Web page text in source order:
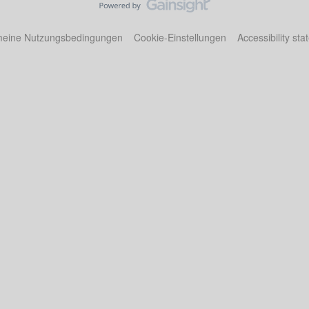
Nutzungsbedingungen Cookie-Einstellungen Accessibility